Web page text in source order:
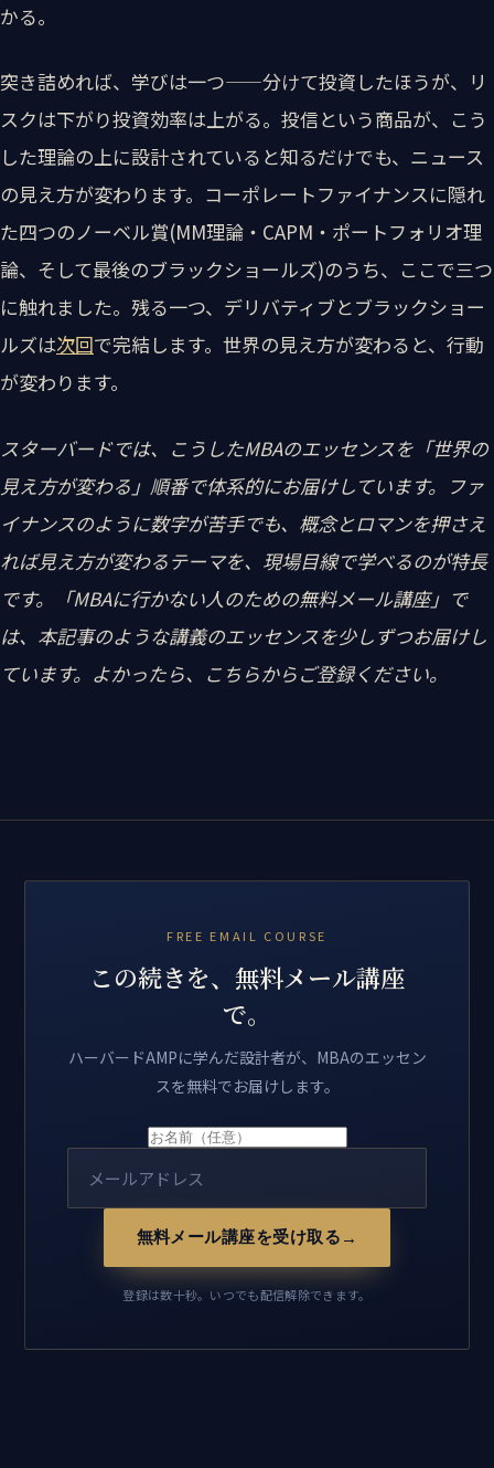
かる。
突き詰めれば、学びは一つ——分けて投資したほうが、リ
スクは下がり投資効率は上がる。投信という商品が、こう
した理論の上に設計されていると知るだけでも、ニュース
の見え方が変わります。コーポレートファイナンスに隠れ
た四つのノーベル賞(MM理論・CAPM・ポートフォリオ理
論、そして最後のブラックショールズ)のうち、ここで三つ
に触れました。残る一つ、デリバティブとブラックショー
ルズは次回で完結します。世界の見え方が変わると、行動
が変わります。
スターバードでは、こうしたMBAのエッセンスを「世界の
見え方が変わる」順番で体系的にお届けしています。ファ
イナンスのように数字が苦手でも、概念とロマンを押さえ
れば見え方が変わるテーマを、現場目線で学べるのが特長
です。「MBAに行かない人のための無料メール講座」で
は、本記事のような講義のエッセンスを少しずつお届けし
ています。よかったら、こちらからご登録ください。
FREE EMAIL COURSE
この続きを、無料メール講座
で。
ハーバードAMPに学んだ設計者が、MBAのエッセン
スを無料でお届けします。
無料メール講座を受け取る →
登録は数十秒。いつでも配信解除できます。